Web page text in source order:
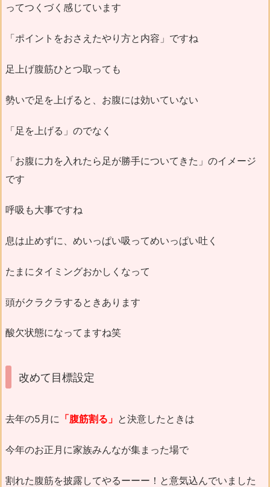
ってつくづく感じています
「ポイントをおさえたやり方と内容」ですね
足上げ腹筋ひとつ取っても
勢いで足を上げると、お腹には効いていない
「足を上げる」のでなく
「お腹に力を入れたら足が勝手についてきた」のイメージ
です
呼吸も大事ですね
息は止めずに、めいっぱい吸ってめいっぱい吐く
たまにタイミングおかしくなって
頭がクラクラするときあります
酸欠状態になってますね笑
改めて目標設定
去年の5月に 「腹筋割る」 と決意したときは
今年のお正月に家族みんなが集まった場で
割れた腹筋を披露してやるーーー！と意気込んでいました